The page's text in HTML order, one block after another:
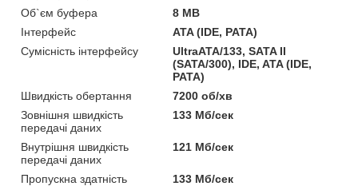
Об`єм буфера
8 MB
Інтерфейс
ATA (IDE, PATA)
Сумісність інтерфейсу
UltraATA/133, SATA II
(SATA/300), IDE, ATA (IDE,
PATA)
Швидкість обертання
7200 об/хв
Зовнішня швидкість
передачі даних
133 Мб/сек
Внутрішня швидкість
передачі даних
121 Мб/сек
Пропускна здатність 133 Мб/сек